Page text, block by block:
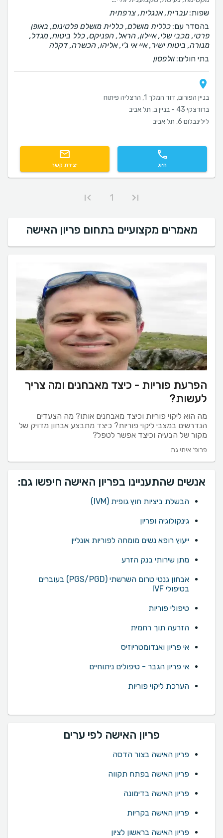
שפות:עברית, אנגלית, צרפתית
בהסדר עם:כללית מושלם, כללית מושלם פלטינום, באופן
פרטי, מכבי שלי, איילון, הראל, הפניקס, כלל ביטוח, מגדל,
מנורה, ביטוח ישיר, איי אי ג'י, אליהו, הכשרה, דקלה
בתי חולים:וולפסון
בניין הפורום, דוד המלך 1, הרצליה פיתוח
ברודצקי 43 - בניין ב, תל אביב
לילינבלום 6, תל אביב
חיוג יצירת קשר
1
מאמרים מקצועיים בתחום פריון האישה
הפרעת פוריות - כיצד מאבחנים ומה צריך
לעשות?
מה הוא ליקוי פוריות וכיצד מאבחנים אותו? מה הצעדים
הנדרשים במצבי ליקוי פוריות? כיצד מתבצע אבחון מדויק של
מקור של הבעיה וכיצד אפשר לטפל?
פרופ' איתי גת
אנשים שהתעניינו בפריון האישה חיפשו גם:
הבשלת ביציות חוץ גופית (IVM)
גינקולוגיה ופריון
ייעוץ רופא נשים מומחה לפוריות אונליין
מתן שירותי בנק הזרע
אבחון גנטי טרום השרשתי (PGS/PGD) בעוברים
בטיפולי IVF
טיפולי פוריות
הזרעה תוך רחמית
אי פריון ואנדומטריוזיס
אי פריון הגבר - טיפולים ניתוחיים
הערכת ליקוי פוריות
פריון האישה לפי ערים
פריון האישה בצור הדסה
פריון האישה בפתח תקווה
פריון האישה בדימונה
פריון האישה בקריות
פריון האישה בראשון לציון